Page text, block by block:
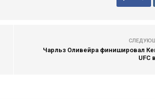
Чарльз Оливейра финишировал
UFC